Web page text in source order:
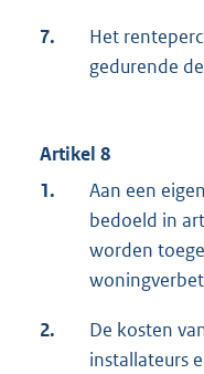
7.
Het
gedurende
Artikel 8
1.
Aan een
bedoeld in
worden
2.
De kosten
installateurs